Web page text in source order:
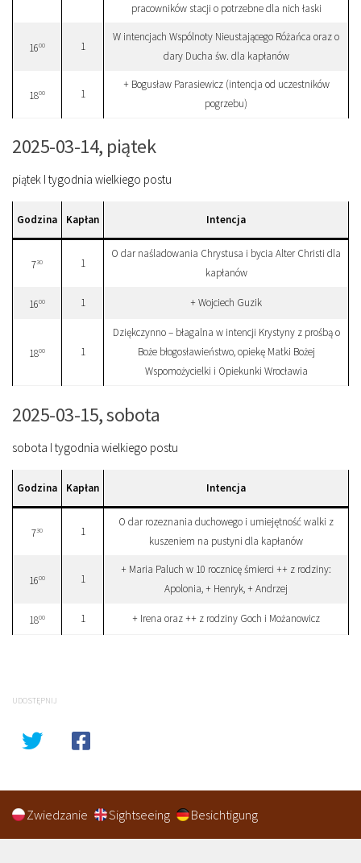
pracowników stacji o potrzebne dla nich łaski
1600 1
W intencjach Wspólnoty Nieustającego Różańca oraz o
dary Ducha św. dla kapłanów
1800 1
+ Bogusław Parasiewicz (intencja od uczestników
pogrzebu)
2025-03-14, piątek
piątek I tygodnia wielkiego postu
Godzina Kapłan Intencja
730 1
O dar naśladowania Chrystusa i bycia Alter Christi dla
kapłanów
1600 1 + Wojciech Guzik
1800 1
Dziękczynno – błagalna w intencji Krystyny z prośbą o
Boże błogosławieństwo, opiekę Matki Bożej
Wspomożycielki i Opiekunki Wrocławia
2025-03-15, sobota
sobota I tygodnia wielkiego postu
Godzina Kapłan Intencja
730 1
O dar rozeznania duchowego i umiejętność walki z
kuszeniem na pustyni dla kapłanów
1600 1
+ Maria Paluch w 10 rocznicę śmierci ++ z rodziny:
Apolonia, + Henryk, + Andrzej
1800 1 + Irena oraz ++ z rodziny Goch i Możanowicz
UDOSTĘPNIJ
Zwiedzanie Sightseeing Besichtigung